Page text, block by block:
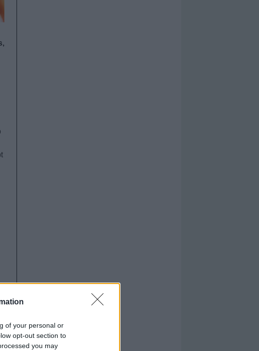
of your personal or
opt-out section to
you may